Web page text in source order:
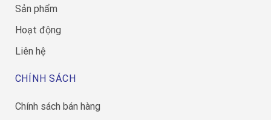
Sản phẩm
Hoạt động
Liên hệ
CHÍNH SÁCH
Chính sách bán hàng